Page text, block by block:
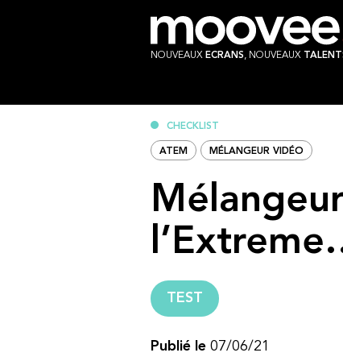
NOUVEAUX ECRANS, NOUVEAUX
CHECKLIST
ATEM MÉLANGEUR VIDÉO
TEST
Publié le 07/06/21